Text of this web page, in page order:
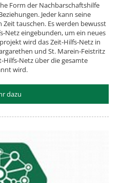
Form der Nachbarschaftshilfe
Jeder kann seine
tauschen. Es werden bewusst
Netz eingebunden, um ein neues
wird das Zeit-Hilfs-Netz in
und St. Marein-Feistritz
Hilfs-Netz über die gesamte
wird.
dazu